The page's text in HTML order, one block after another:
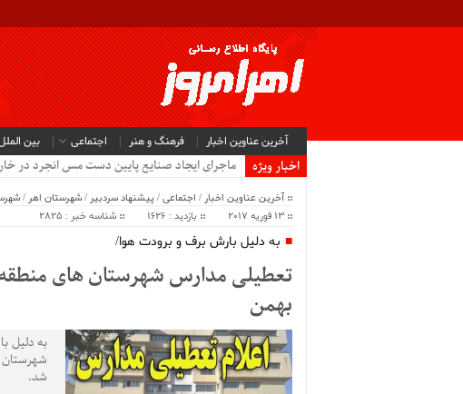
آخرین عناوین اخبار فرهنگ و هنر اجتماعی بین
اخبار ویژه
ماجرای ایجاد صنایع پایین دست مس انجرد در
آخرین عناوین اخبار / اجتماعی/پیشنهاد سردبیر /شهرستان اهر /
13 فوریه 2017
بازدید : 1626 شناسه خبر : 2825
به دلیل بارش برف و برودت هوا/
بهمن
به دلیل
شهرستان
شد.